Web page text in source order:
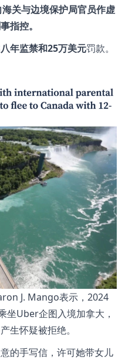
关与边境保护局官员作虚
指控。
八年监禁和25万美元罚款。
J. Mango表示，2024
坐Uber企图入境加拿大，
生怀疑被拒绝。
的手写信，许可她带女儿